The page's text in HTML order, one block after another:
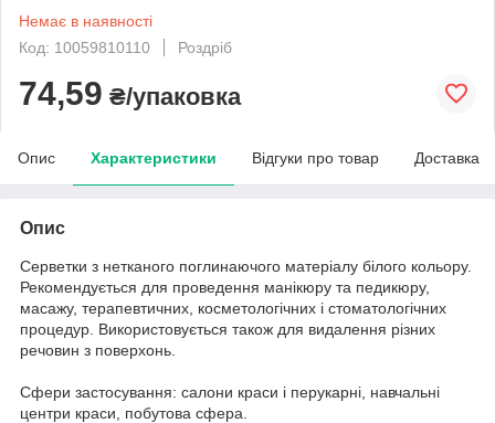
Немає в наявності
Код: 10059810110
Роздріб
74,59 ₴/упаковка
Опис Характеристики Відгуки про товар Доставка
Опис
Серветки з нетканого поглинаючого матеріалу білого кольору.
Рекомендується для проведення манікюру та педикюру,
масажу, терапевтичних, косметологічних і стоматологічних
процедур. Використовується також для видалення різних
речовин з поверхонь.
Сфери застосування: салони краси і перукарні, навчальні
центри краси, побутова сфера.